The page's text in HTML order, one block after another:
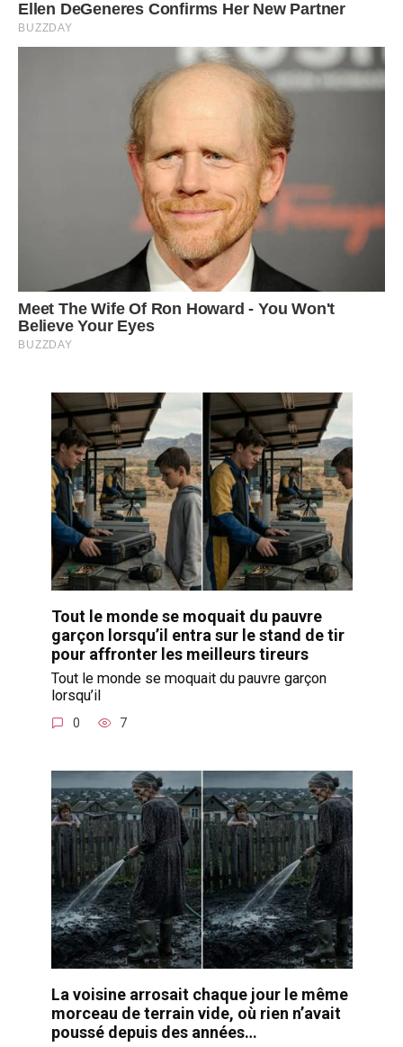
Tout le monde se moquait du pauvre
garçon lorsqu’il entra sur le stand de tir
pour affronter les meilleurs tireurs
Tout le monde se moquait du pauvre garçon
lorsqu’il
0 7
La voisine arrosait chaque jour le même
morceau de terrain vide, où rien n’avait
poussé depuis des années…